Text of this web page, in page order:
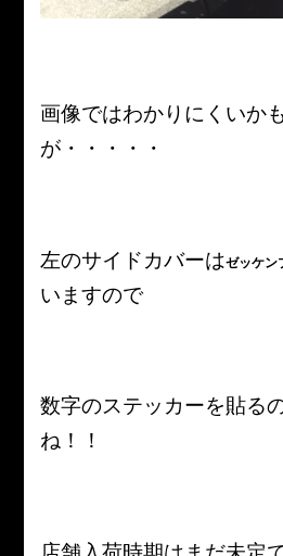
画像ではわかりにくいか
が・・・・・
左のサイドカバーはゼッケン
いますので
数字のステッカーを貼る
ね！！